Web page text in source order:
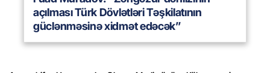
açılması Türk Dövlətləri Təşkilatının
güclənməsinə xidmət edəcək”